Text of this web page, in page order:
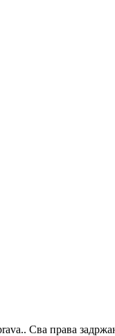
Сва права